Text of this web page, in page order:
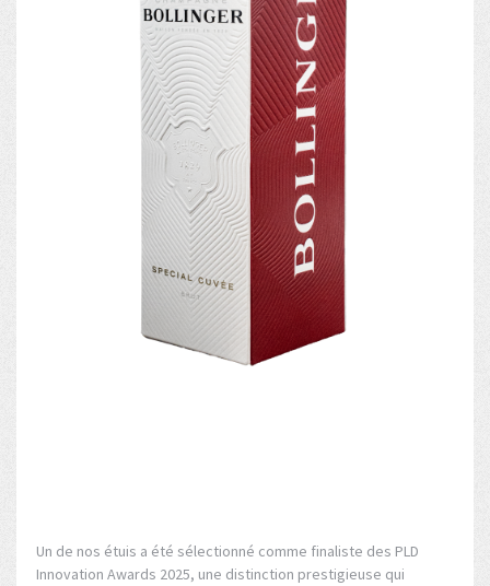
Un de nos étuis a été sélectionné comme finaliste des PLD
Innovation Awards 2025, une distinction prestigieuse qui